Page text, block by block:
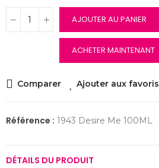
AJOUTER AU PANIER
ACHETER MAINTENANT
Comparer Ajouter aux favoris
Référence : 1943 Desire Me 100ML
DÉTAILS DU PRODUIT